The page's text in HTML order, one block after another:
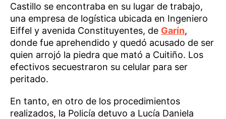
Castillo se encontraba en su lugar de trabajo,
una empresa de logística ubicada en Ingeniero
Eiffel y avenida Constituyentes, de Garín,
donde fue aprehendido y quedó acusado de ser
quien arrojó la piedra que mató a Cuitiño. Los
efectivos secuestraron su celular para ser
peritado.
En tanto, en otro de los procedimientos
realizados, la Policía detuvo a Lucía Daniela